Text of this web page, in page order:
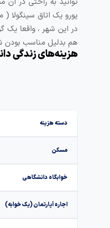
در این شهر ، واقعا یک
هم بدلیل مناسب بودن
هزینه‌های زندگی
دسته هزینه
مسکن
خوابگاه دانشگاهی
اجاره آپارتمان (یک خوابه)